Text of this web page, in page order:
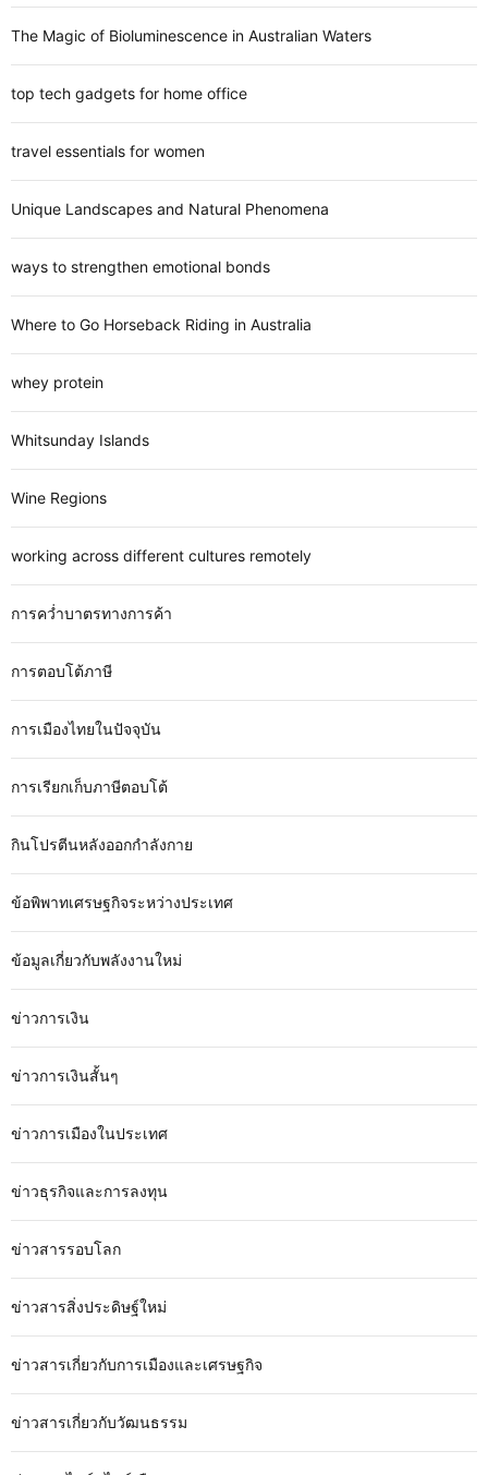
The Magic of Bioluminescence in Australian Waters
top tech gadgets for home office
travel essentials for women
Unique Landscapes and Natural Phenomena
ways to strengthen emotional bonds
Where to Go Horseback Riding in Australia
whey protein
Whitsunday Islands
Wine Regions
working across different cultures remotely
การคว่ำบาตรทางการค้า
การตอบโต้ภาษี
การเมืองไทยในปัจจุบัน
การเรียกเก็บภาษีตอบโต้
กินโปรตีนหลังออกกำลังกาย
ข้อพิพาทเศรษฐกิจระหว่างประเทศ
ข้อมูลเกี่ยวกับพลังงานใหม่
ข่าวการเงิน
ข่าวการเงินสั้นๆ
ข่าวการเมืองในประเทศ
ข่าวธุรกิจและการลงทุน
ข่าวสารรอบโลก
ข่าวสารสิ่งประดิษฐ์ใหม่
ข่าวสารเกี่ยวกับการเมืองและเศรษฐกิจ
ข่าวสารเกี่ยวกับวัฒนธรรม